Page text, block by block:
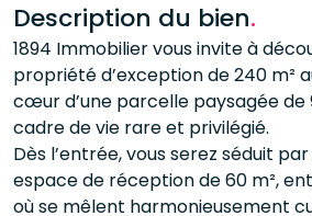
Description du bien.
1894 Immobilier vous invite à
propriété d’exception de 240 m²
cœur d’une parcelle paysagée de
cadre de vie rare et privilégié.
Dès l’entrée, vous serez séduit
espace de réception de 60 m²,
où se mêlent harmonieusement